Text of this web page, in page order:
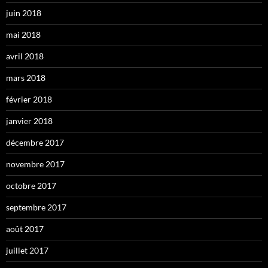
juin 2018
mai 2018
avril 2018
mars 2018
février 2018
janvier 2018
décembre 2017
novembre 2017
octobre 2017
septembre 2017
août 2017
juillet 2017